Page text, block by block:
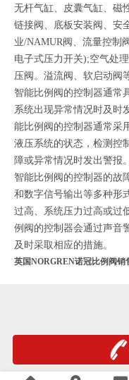
无杆气缸、皮囊气缸、磁
链接阀、底板安装阀、安
业/NAMUR阀、流量控制
电子式压力开关);空气处
压阀。溢流阀、软启动阀
智能比例阀的控制器通常
系统出现异常情况时及时
能比例阀的控制器通常采
液压系统的状态，检测控
障或异常情况时发出警报。
智能比例阀的控制器的故
和数字信号输出等多种形
过高、系统压力过高或过
例阀的控制器会通过声音
及时采取相应的措施。
英国NORGREN诺冠比例阀销